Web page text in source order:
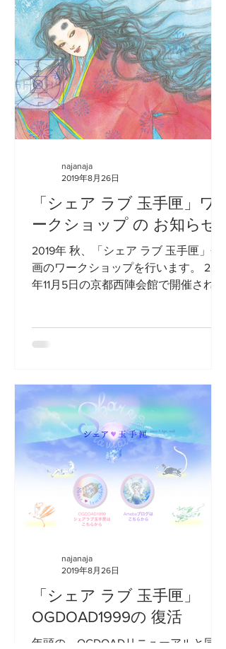
「シェア ラブ 玉手匣」ワ
ークショップ の お知らせ
2019年 秋、「シェア ラブ 玉手匣」企
画のワークショップを行います。 2017
年11月5日の京都西陣会館で開催された
najanaja
2019年8月26日
「シェア ラブ 玉手匣」
OGDOAD1999の 復活
年頭の、OGDOADリニューアルと同時
najanaja
2019年8月26日